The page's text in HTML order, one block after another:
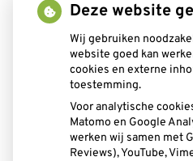
Aangesloten bij:
Deze website
Wij gebruiken
website goed kan
cookies en externe
toestemming.
Voor analytische
Matomo en Google
werken wij samen met
Reviews), YouTube,